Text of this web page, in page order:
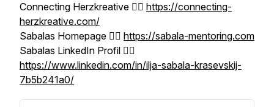
Connecting Herzkreative 👉🏼 https://connecting-
herzkreative.com/
Sabalas Homepage 👉🏼 https://sabala-mentoring.com
Sabalas LinkedIn Profil 👉🏼
https://www.linkedin.com/in/ilja-sabala-krasevskij-
7b5b241a0/